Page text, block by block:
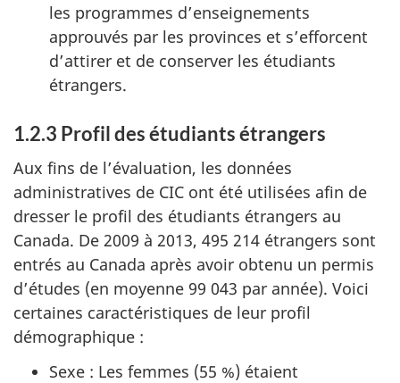
les programmes d’enseignements
approuvés par les provinces et s’efforcent
d’attirer et de conserver les étudiants
étrangers.
1.2.3 Profil des étudiants étrangers
Aux fins de l’évaluation, les données
administratives de CIC ont été utilisées afin de
dresser le profil des étudiants étrangers au
Canada. De 2009 à 2013, 495 214 étrangers sont
entrés au Canada après avoir obtenu un permis
d’études (en moyenne 99 043 par année). Voici
certaines caractéristiques de leur profil
démographique :
Sexe : Les femmes (55 %) étaient